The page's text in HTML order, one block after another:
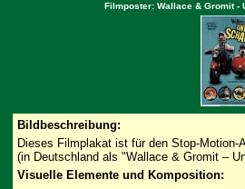
Filmposter: Wallace & Gromit -
Bildbeschreibung:
Dieses Filmplakat ist für den Stop-
(in Deutschland als "Wallace & Gromit –
Visuelle Elemente und Komposition: